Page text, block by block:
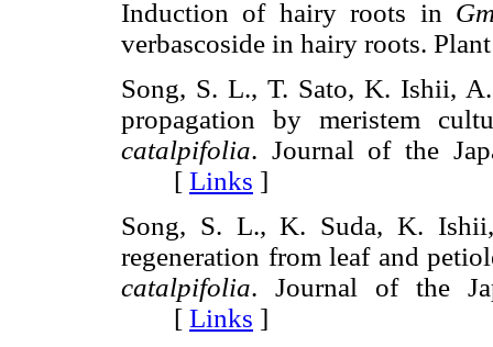
Induction of hairy roots in
verbascoside in hairy roots.
Song, S. L., T. Sato, K. Ishii,
propagation by meristem
catalpifolia. Journal of the
[ Links ]
Song, S. L., K. Suda, K.
regeneration from leaf and
catalpifolia. Journal of the
[ Links ]